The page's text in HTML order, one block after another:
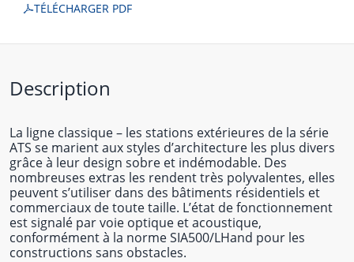
TÉLÉCHARGER PDF
Description
La ligne classique – les stations extérieures de la série
ATS se marient aux styles d’architecture les plus divers
grâce à leur design sobre et indémodable. Des
nombreuses extras les rendent très polyvalentes, elles
peuvent s’utiliser dans des bâtiments résidentiels et
commerciaux de toute taille. L’état de fonctionnement
est signalé par voie optique et acoustique,
conformément à la norme SIA500/LHand pour les
constructions sans obstacles.